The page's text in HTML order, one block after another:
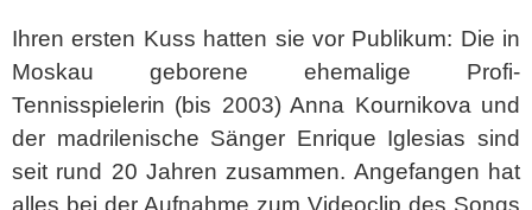
Ihren ersten Kuss hatten sie vor Publikum: Die in
Moskau geborene ehemalige Profi-
Tennisspielerin (bis 2003) Anna Kournikova und
der madrilenische Sänger Enrique Iglesias sind
seit rund 20 Jahren zusammen. Angefangen hat